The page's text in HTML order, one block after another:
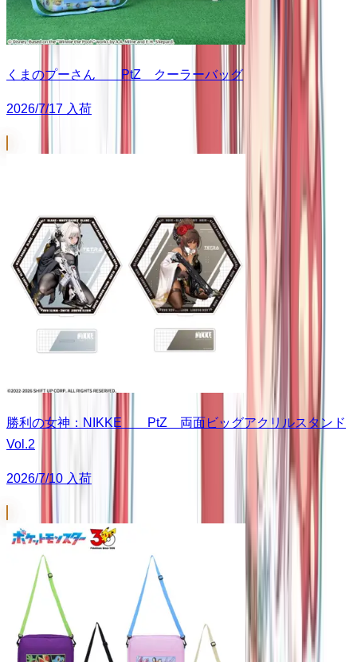
くまのプーさん PtZ クーラーバッグ
2026/7/17 入荷
勝利の女神：NIKKE PtZ 両面ビッグアクリルスタンド
Vol.2
2026/7/10 入荷